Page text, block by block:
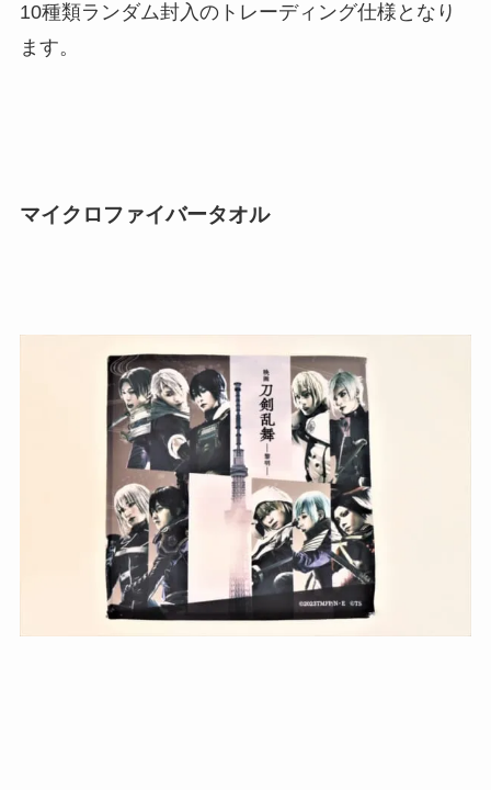
10種類ランダム封入のトレーディング仕様となり
ます。
マイクロファイバータオル